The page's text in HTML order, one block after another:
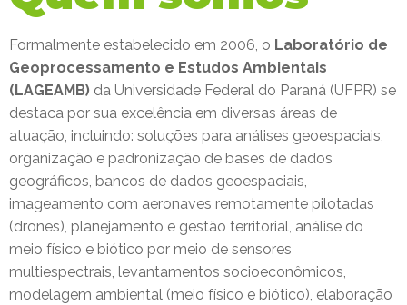
Formalmente estabelecido em 2006, o Laboratório de
Geoprocessamento e Estudos Ambientais
(LAGEAMB) da Universidade Federal do Paraná (UFPR) se
destaca por sua excelência em diversas áreas de
atuação, incluindo: soluções para análises geoespaciais,
organização e padronização de bases de dados
geográficos, bancos de dados geoespaciais,
imageamento com aeronaves remotamente pilotadas
(drones), planejamento e gestão territorial, análise do
meio físico e biótico por meio de sensores
multiespectrais, levantamentos socioeconômicos,
modelagem ambiental (meio físico e biótico), elaboração